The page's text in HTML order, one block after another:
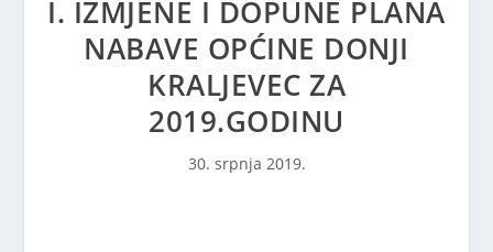
I. IZMJENE I DOPUNE PLANA
NABAVE OPĆINE DONJI
KRALJEVEC ZA
2019.GODINU
30. srpnja 2019.